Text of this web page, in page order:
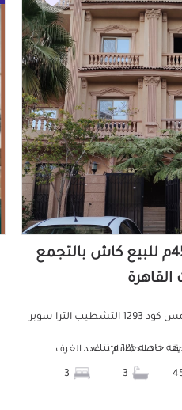
دوبلكس سكني 450م للبيع كاش بالتجمع
دوبلكس للبيع التجمع الخامس كود 1293 التشطيب الترا سوبر
عدد الحمامات عدد الغرف